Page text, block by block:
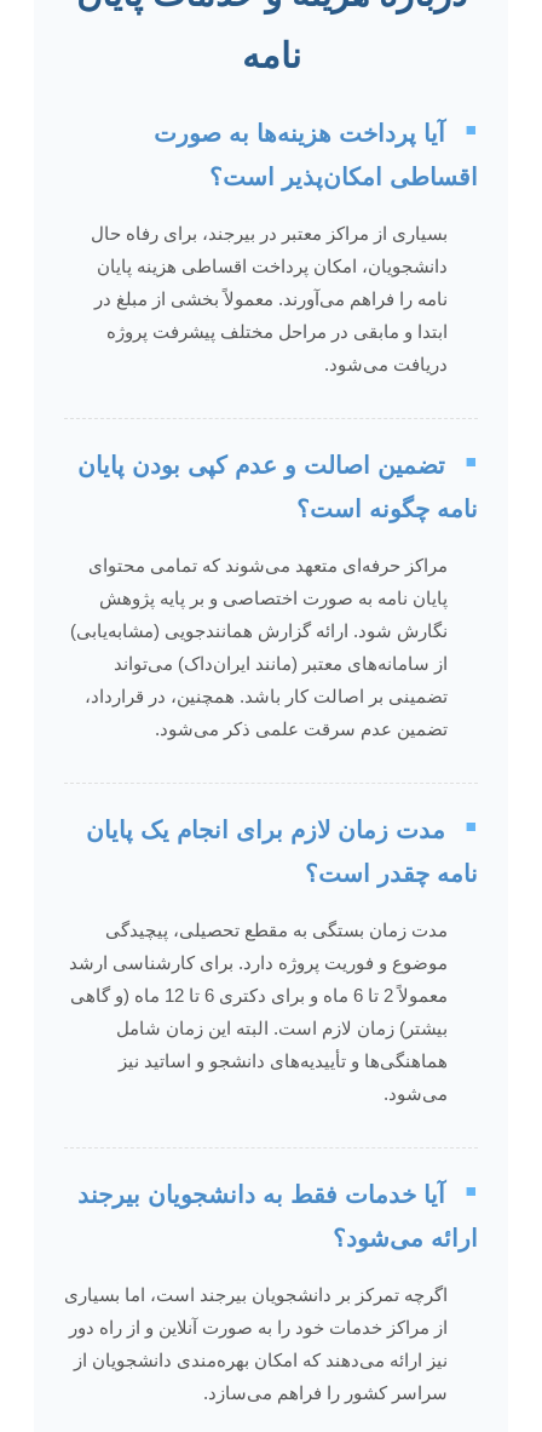
نامه
▪️
آیا پرداخت هزینه‌ها به صورت
اقساطی امکان‌پذیر است؟
بسیاری از مراکز معتبر در بیرجند، برای رفاه حال
دانشجویان، امکان پرداخت اقساطی هزینه پایان
نامه را فراهم می‌آورند. معمولاً بخشی از مبلغ در
ابتدا و مابقی در مراحل مختلف پیشرفت پروژه
دریافت می‌شود.
▪️
تضمین اصالت و عدم کپی بودن پایان
نامه چگونه است؟
مراکز حرفه‌ای متعهد می‌شوند که تمامی محتوای
پایان نامه به صورت اختصاصی و بر پایه پژوهش
نگارش شود. ارائه گزارش همانندجویی (مشابه‌یابی)
از سامانه‌های معتبر (مانند ایران‌داک) می‌تواند
تضمینی بر اصالت کار باشد. همچنین، در قرارداد،
تضمین عدم سرقت علمی ذکر می‌شود.
▪️
مدت زمان لازم برای انجام یک پایان
نامه چقدر است؟
مدت زمان بستگی به مقطع تحصیلی، پیچیدگی
موضوع و فوریت پروژه دارد. برای کارشناسی ارشد
معمولاً 2 تا 6 ماه و برای دکتری 6 تا 12 ماه (و گاهی
بیشتر) زمان لازم است. البته این زمان شامل
هماهنگی‌ها و تأییدیه‌های دانشجو و اساتید نیز
می‌شود.
▪️
آیا خدمات فقط به دانشجویان بیرجند
ارائه می‌شود؟
اگرچه تمرکز بر دانشجویان بیرجند است، اما بسیاری
از مراکز خدمات خود را به صورت آنلاین و از راه دور
نیز ارائه می‌دهند که امکان بهره‌مندی دانشجویان از
سراسر کشور را فراهم می‌سازد.